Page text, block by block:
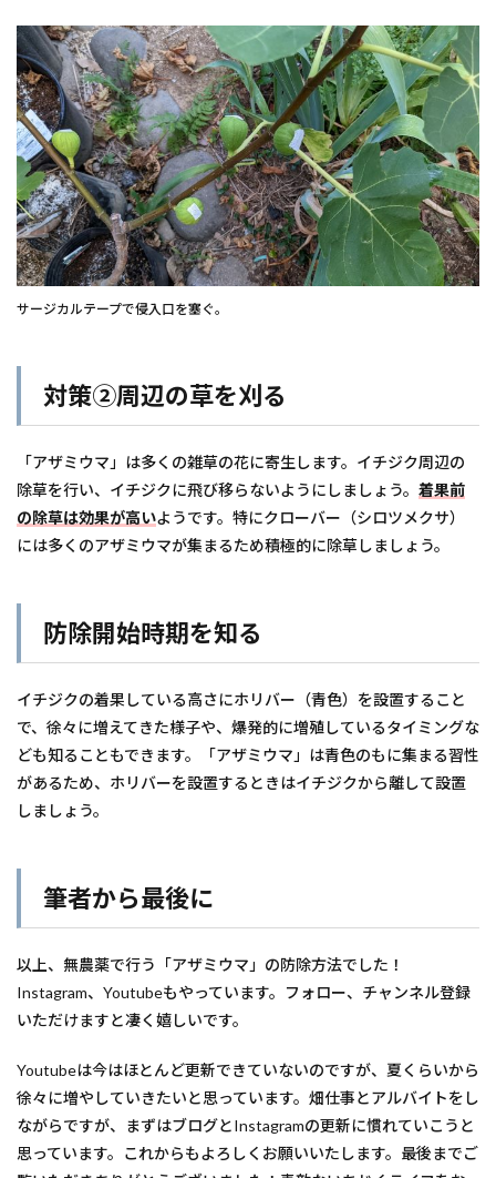
サージカルテープで侵入口を塞ぐ。
対策②周辺の草を刈る
「アザミウマ」は多くの雑草の花に寄生します。イチジク周辺の
除草を行い、イチジクに飛び移らないようにしましょう。 着果前
の除草は効果が高いようです。特にクローバー（シロツメクサ）
には多くのアザミウマが集まるため積極的に除草しましょう。
防除開始時期を知る
イチジクの着果している高さにホリバー（青色）を設置すること
で、徐々に増えてきた様子や、爆発的に増殖しているタイミングな
ども知ることもできます。「アザミウマ」は青色のもに集まる習性
があるため、ホリバーを設置するときはイチジクから離して設置
しましょう。
筆者から最後に
以上、無農薬で行う「アザミウマ」の防除方法でした！
Instagram、Youtubeもやっています。フォロー、チャンネル登録
いただけますと凄く嬉しいです。
Youtubeは今はほとんど更新できていないのですが、夏くらいから
徐々に増やしていきたいと思っています。畑仕事とアルバイトをし
ながらですが、まずはブログとInstagramの更新に慣れていこうと
思っています。これからもよろしくお願いいたします。最後までご